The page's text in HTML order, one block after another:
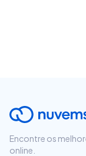
Encontre os
online.